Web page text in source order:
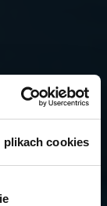
plikach cookies